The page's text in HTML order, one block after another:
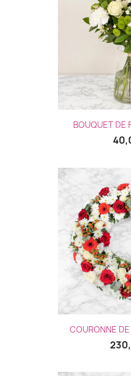
BOUQUET DE
COURONNE